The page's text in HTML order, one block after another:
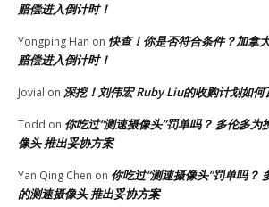
赔偿进入倒计时！
Yongping Han on 快查！你是否符合条件？加拿
赔偿进入倒计时！
Jovial on 深挖！刘伟宏 Ruby Liu的收购计划如何
Todd on 你吃过“测速摄像头”罚单吗？ 多伦多
像头 推出妥协方案
Yan Qing Chen on 你吃过“测速摄像头”罚单吗？
的测速摄像头 推出妥协方案